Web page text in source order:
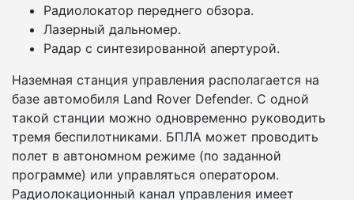
Радиолокатор переднего обзора.
Лазерный дальномер.
Радар с синтезированной апертурой.
Наземная станция управления располагается на
базе автомобиля Land Rover Defender. С одной
такой станции можно одновременно руководить
тремя беспилотниками. БПЛА может проводить
полет в автономном режиме (по заданной
программе) или управляться оператором.
Радиолокационный канал управления имеет